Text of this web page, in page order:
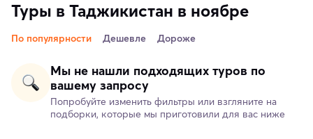
Туры в Таджикистан в ноябре
По популярности Дешевле Дороже
Мы не нашли подходящих туров по
вашему запросу
Попробуйте изменить фильтры или взгляните на
подборки, которые мы приготовили для вас ниже